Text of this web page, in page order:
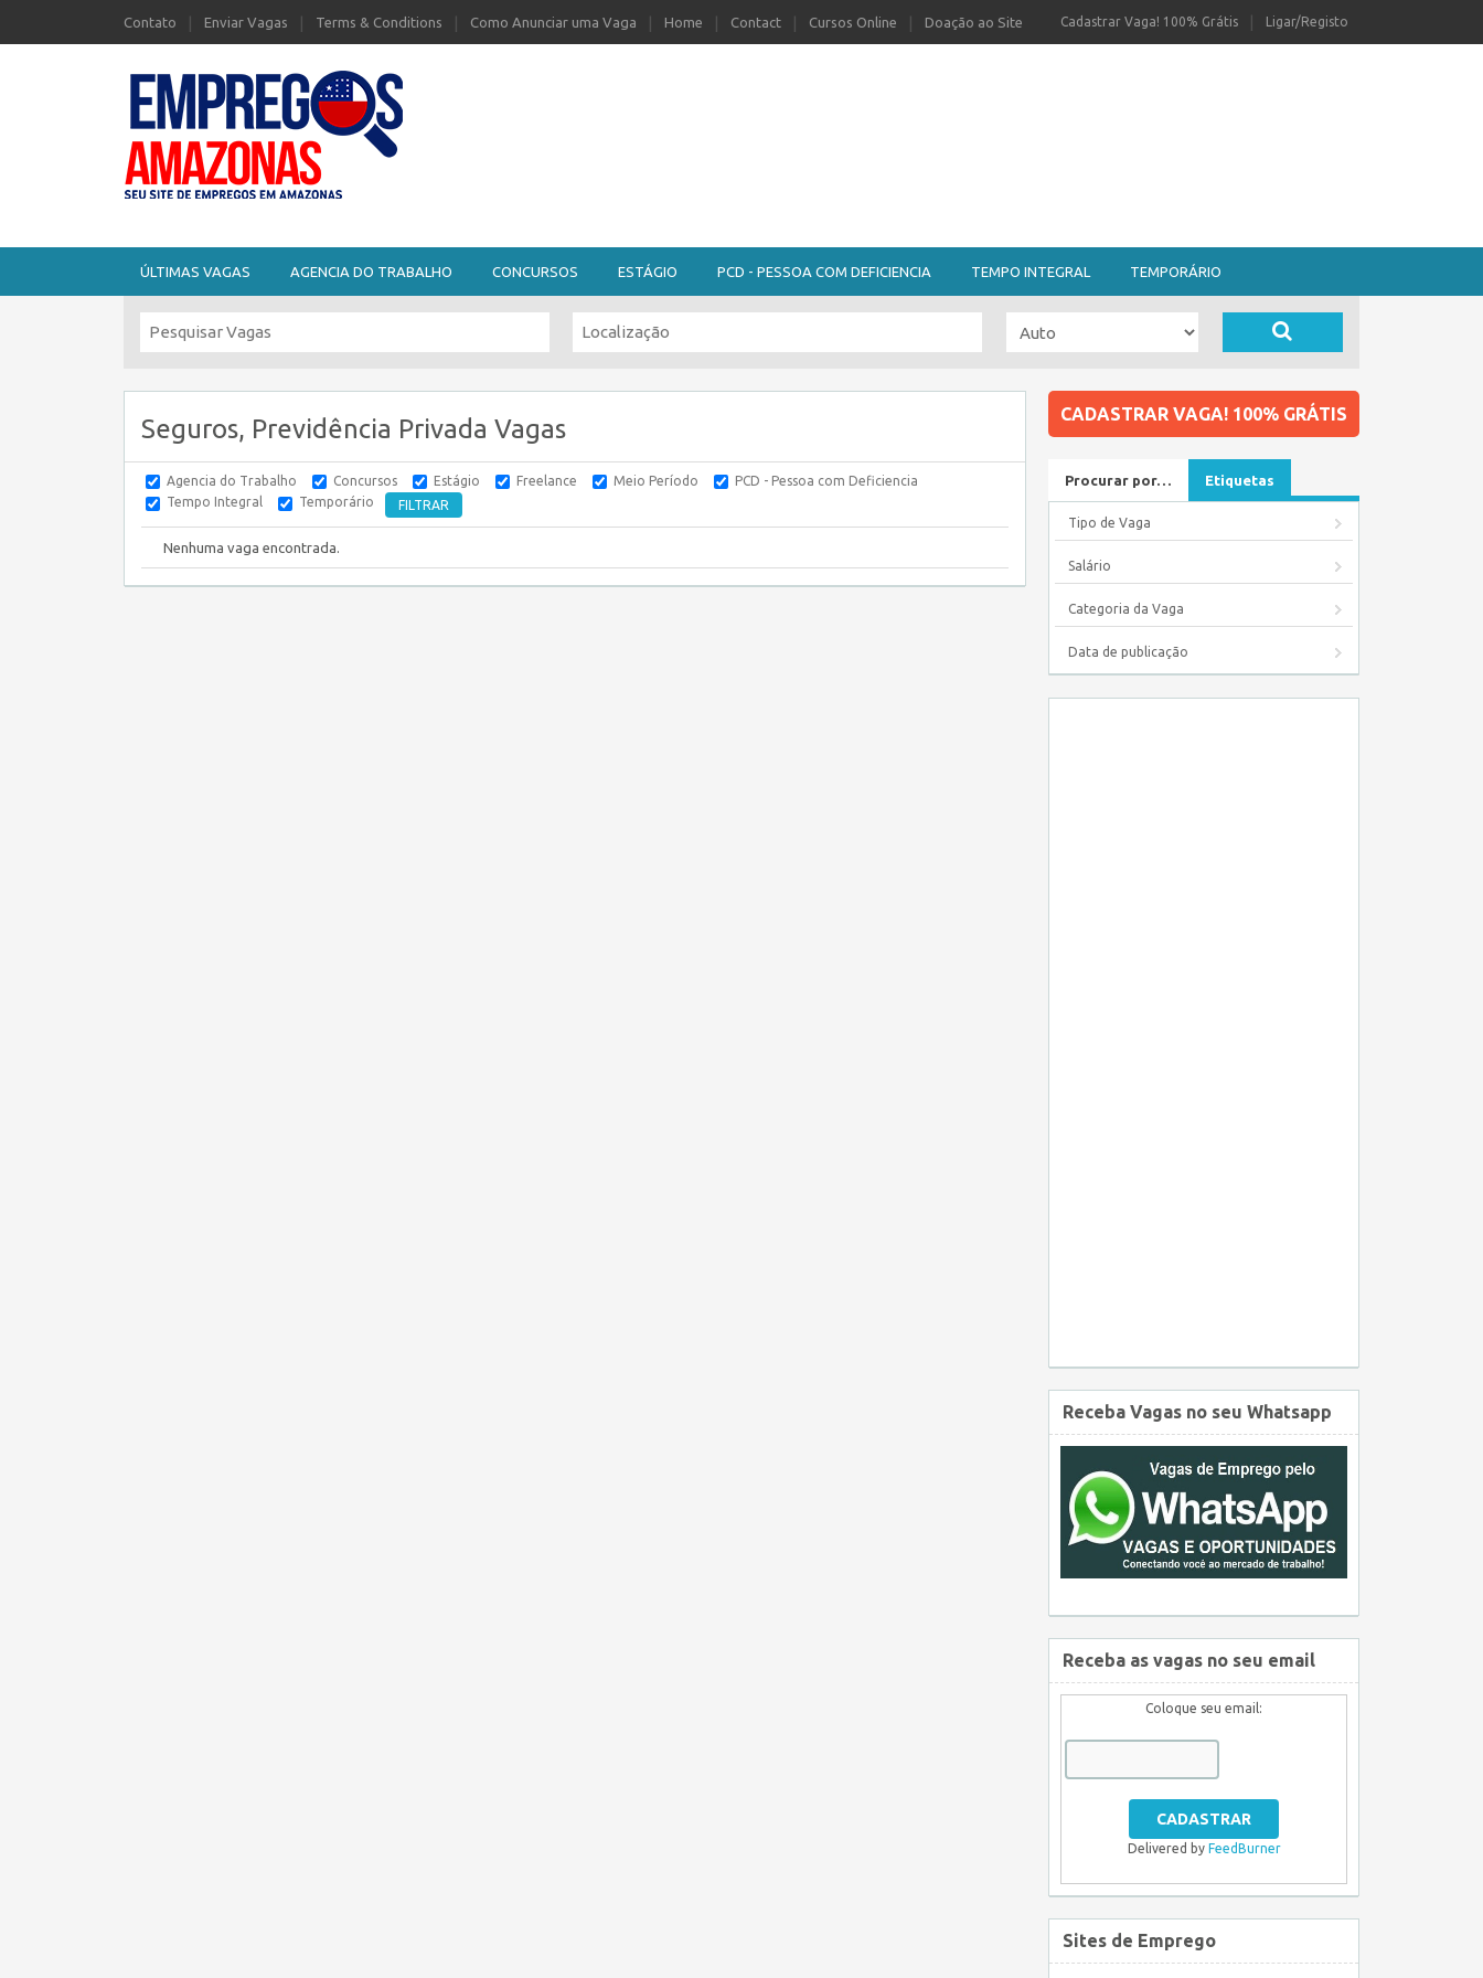
Contato Enviar Vagas Terms & Conditions Como Anunciar uma Vaga Home Contact Cursos Online Doação ao Site Ligar/Registo
Cadastrar Vaga! 100% Grátis
ÚLTIMAS VAGAS AGENCIA DO TRABALHO CONCURSOS ESTÁGIO PCD - PESSOA COM DEFICIENCIA TEMPO INTEGRAL TEMPORÁRIO
Seguros, Previdência Privada Vagas
Agencia do Trabalho Concursos Estágio Freelance Meio Período
PCD - Pessoa com Deficiencia
Tempo Integral
Temporário
Nenhuma vaga encontrada.
CADASTRAR VAGA! 100% GRÁTIS
Procurar por… Etiquetas
Tipo de Vaga
Salário
Categoria da Vaga
Data de publicação
Receba Vagas no seu Whatsapp
Receba as vagas no seu email
Coloque seu email:
Delivered by FeedBurner
Sites de Emprego